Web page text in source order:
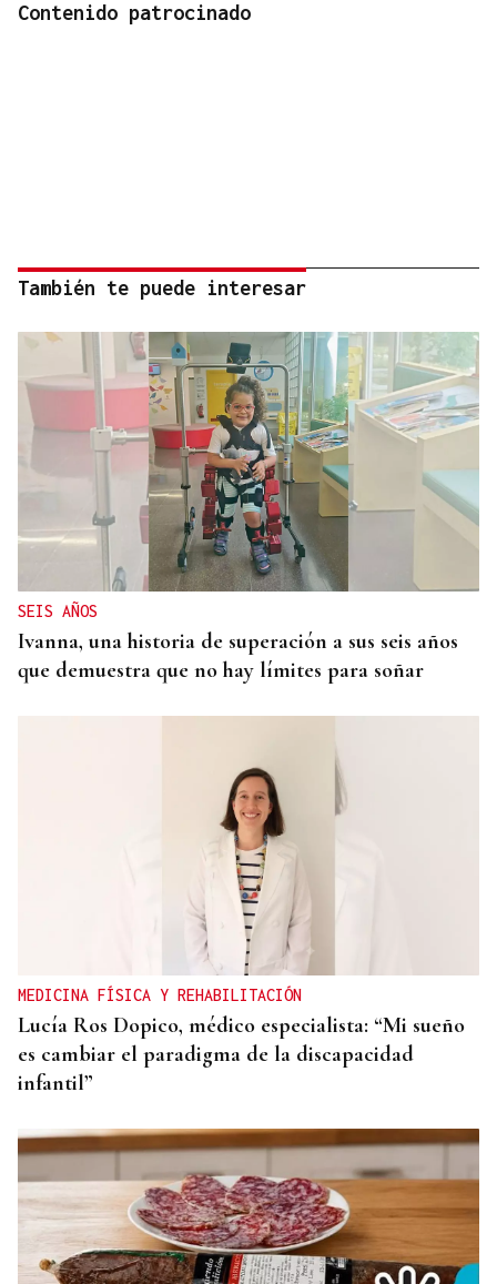
Contenido patrocinado
También te puede interesar
SEIS AÑOS
Ivanna, una historia de superación a sus seis años
que demuestra que no hay límites para soñar
MEDICINA FÍSICA Y REHABILITACIÓN
Lucía Ros Dopico, médico especialista: “Mi sueño
es cambiar el paradigma de la discapacidad
infantil”